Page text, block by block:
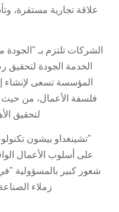
علاقة تجارية مستقرة،
الشركات تلتزم بـ
الخدمة الجودة لتحقيق
المؤسسة تسعى لإنشاء
فلسفة الأعمال، من حيث
لتحقيق
"تشينغداو بيشون
على أسلوب الأعمال
شعور كبير بالمسؤولية
زملاء